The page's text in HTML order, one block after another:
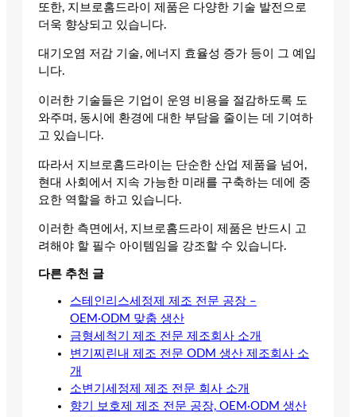
또한, 지브로홈드라이 제품은 다양한 기술 발전으로
더욱 향상되고 있습니다.
대기오염 저감 기술, 에너지 효율성 증가 등이 그 예입
니다.
이러한 기술들은 기업이 운영 비용을 절감하도록 도
와주며, 동시에 환경에 대한 부담을 줄이는 데 기여하
고 있습니다.
따라서 지브로홈드라이는 단순한 산업 제품을 넘어,
현대 사회에서 지속 가능한 미래를 구축하는 데에 중
요한 역할을 하고 있습니다.
이러한 측면에서, 지브로홈드라이 제품은 반드시 고
려해야 할 필수 아이템임을 강조할 수 있습니다.
다른 추천 글
스테인리스세정제 제조 전문 공장 –
OEM·ODM 맞춤 생산
금형세척기 제조 전문 제조회사 소개
변기찌린내 제조 전문 ODM 생산 제조회사 소
개
소변기세정제 제조 전문 회사 소개
향기 보호제 제조 전문 공장, OEM·ODM 생산